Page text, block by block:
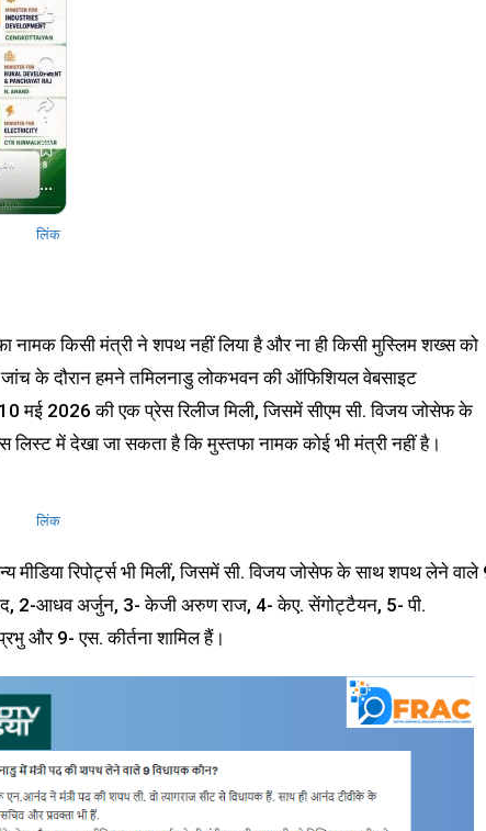
लिंक
नामक किसी मंत्री ने शपथ नहीं लिया है और ना ही किसी मुस्लिम शख्स को
है। जांच के दौरान हमने तमिलनाडु लोकभवन की ऑफिशियल वेबसाइट
मई 2026 की एक प्रेस रिलीज मिली, जिसमें सीएम सी. विजय जोसेफ के
लिस्ट में देखा जा सकता है कि मुस्तफा नामक कोई भी मंत्री नहीं है।
लिंक
मीडिया रिपोर्ट्स भी मिलीं, जिसमें सी. विजय जोसेफ के साथ शपथ लेने वाले
2-आधव अर्जुन, 3- केजी अरुण राज, 4- केए. सेंगोट्टैयन, 5- पी.
और 9- एस. कीर्तना शामिल हैं।